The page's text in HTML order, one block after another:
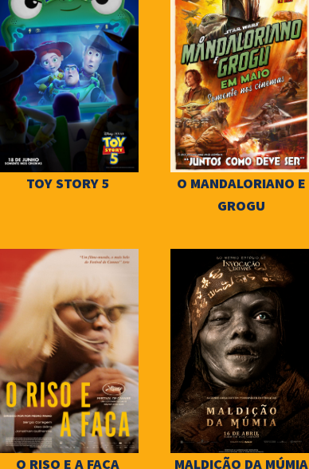
TOY STORY 5
O MANDALORIANO E
GROGU
O RISO E A FACA MALDIÇÃO DA MÚMIA